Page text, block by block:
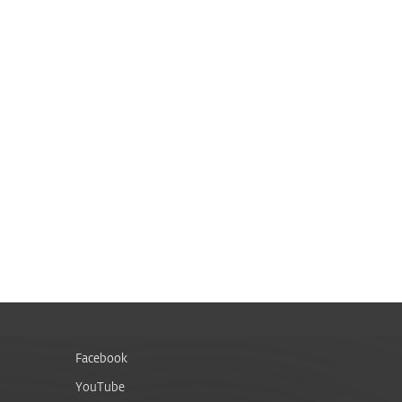
Facebook
YouTube